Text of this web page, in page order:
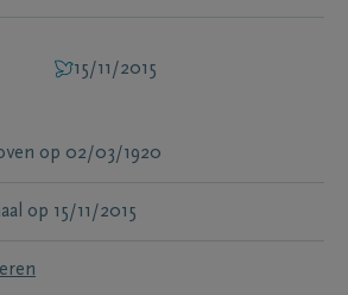
15/11/2015
op 02/03/1920
op 15/11/2015